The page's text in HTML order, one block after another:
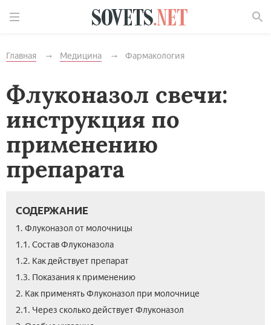
Главная Медицина Фармакология
Флуконазол свечи:
инструкция по
применению
препарата
СОДЕРЖАНИЕ
1. Флуконазол от молочницы
1.1. Состав Флуконазола
1.2. Как действует препарат
1.3. Показания к применению
2. Как применять Флуконазол при молочнице
2.1. Через сколько действует Флуконазол